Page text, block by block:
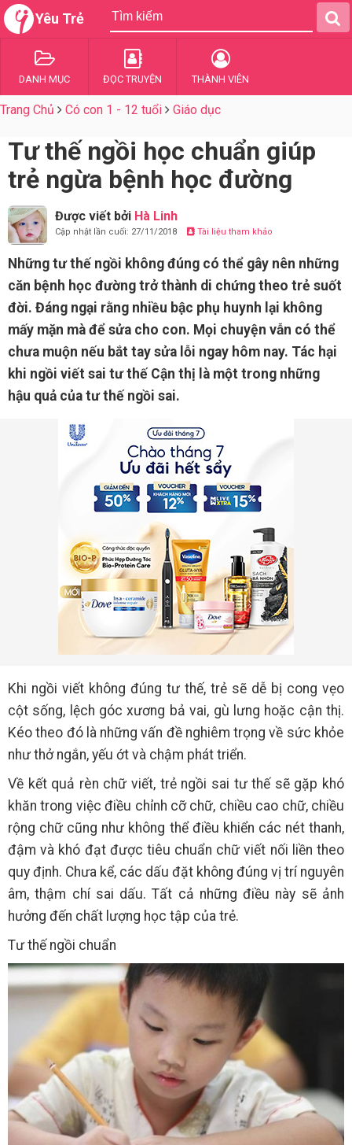
Yêu Trẻ
DANH MỤC ĐỌC TRUYỆN THÀNH VIÊN
Trang Chủ Có con 1 - 12 tuổi Giáo dục
Tư thế ngồi học chuẩn giúp
trẻ ngừa bệnh học đường
Được viết bởi Hà Linh
Cập nhật lần cuối: 27/11/2018 Tài liệu tham khảo
Những tư thế ngồi không đúng có thể gây nên những
căn bệnh học đường trở thành di chứng theo trẻ suốt
đời. Đáng ngại rằng nhiều bậc phụ huynh lại không
mấy mặn mà để sửa cho con. Mọi chuyện vẫn có thể
chưa muộn nếu bắt tay sửa lỗi ngay hôm nay. Tác hại
khi ngồi viết sai tư thế Cận thị là một trong những
hậu quả của tư thế ngồi sai.
Khi ngồi viết không đúng tư thế, trẻ sẽ dễ bị cong vẹo
cột sống, lệch góc xương bả vai, gù lưng hoặc cận thị.
Kéo theo đó là những vấn đề nghiêm trọng về sức khỏe
như thở ngắn, yếu ớt và chậm phát triển.
Về kết quả rèn chữ viết, trẻ ngồi sai tư thế sẽ gặp khó
khăn trong việc điều chỉnh cỡ chữ, chiều cao chữ, chiều
rộng chữ cũng như không thể điều khiển các nét thanh,
đậm và khó đạt được tiêu chuẩn chữ viết nối liền theo
quy định. Chưa kể, các dấu đặt không đúng vị trí nguyên
âm, thậm chí sai dấu. Tất cả những điều này sẽ ảnh
hưởng đến chất lượng học tập của trẻ.
Tư thế ngồi chuẩn